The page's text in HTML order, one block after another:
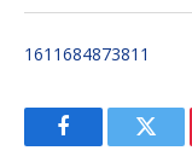
1611684873811
Facebook